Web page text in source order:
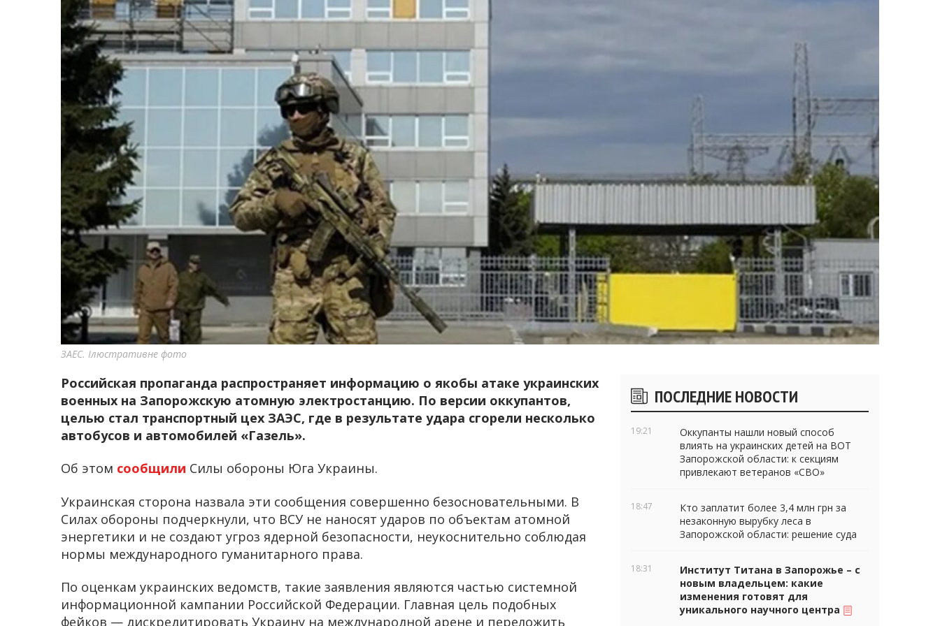
ЗАЕС. Ілюстративне фото
Российская пропаганда распространяет информацию о якобы атаке украинских
военных на Запорожскую атомную электростанцию. По версии оккупантов,
целью стал транспортный цех ЗАЭС, где в результате удара сгорели несколько
автобусов и автомобилей «Газель».
Об этом сообщили Силы обороны Юга Украины.
Украинская сторона назвала эти сообщения совершенно безосновательными. В
Силах обороны подчеркнули, что ВСУ не наносят ударов по объектам атомной
энергетики и не создают угроз ядерной безопасности, неукоснительно соблюдая
нормы международного гуманитарного права.
По оценкам украинских ведомств, такие заявления являются частью системной
информационной кампании Российской Федерации. Главная цель подобных
фейков — дискредитировать Украину на международной арене и переложить
Боковые
виджеты
ПОСЛЕДНИЕ НОВОСТИ
19:21
Оккупанты нашли новый способ
влиять на украинских детей на ВОТ
Запорожской области: к секциям
привлекают ветеранов «СВО»
18:47
Кто заплатит более 3,4 млн грн за
незаконную вырубку леса в
Запорожской области: решение суда
18:31
Институт Титана в Запорожье – с
новым владельцем: какие
изменения готовят для
уникального научного центра